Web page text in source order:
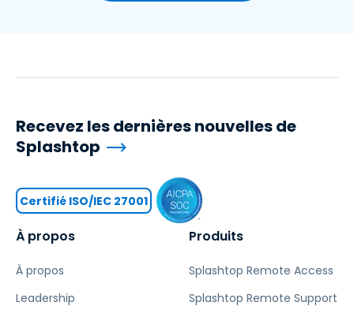
À propos
À propos
Leadership
Produits
Splashtop Remote Access
Splashtop Remote Support
Recevez les dernières nouvelles de
Splashtop
Certifié ISO/IEC 27001